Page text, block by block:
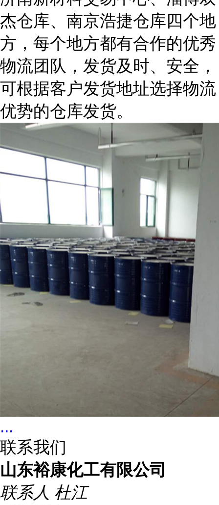
杰仓库、南京浩捷仓库四个地
方，每个地方都有合作的优秀
物流团队，发货及时、安全，
可根据客户发货地址选择物流
优势的仓库发货。
...
联系我们
山东裕康化工有限公司
联系人 杜江